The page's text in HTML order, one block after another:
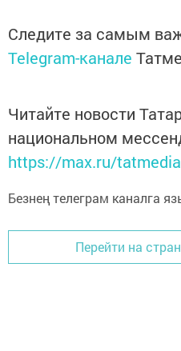
Следите за самым
Telegram-канале
Читайте новости
национальном
https://max.ru/tatmedia
Безнең телеграм каналга
Перейти на